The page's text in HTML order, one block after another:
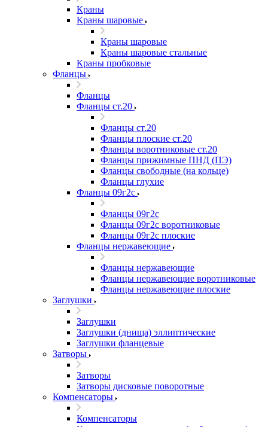
Краны
Краны шаровые
Краны шаровые
Краны шаровые стальные
Краны пробковые
Фланцы
Фланцы
Фланцы ст.20
Фланцы ст.20
Фланцы плоские ст.20
Фланцы воротниковые ст.20
Фланцы прижимные ПНД (ПЭ)
Фланцы свободные (на кольце)
Фланцы глухие
Фланцы 09г2с
Фланцы 09г2с
Фланцы 09г2с воротниковые
Фланцы 09г2с плоские
Фланцы нержавеющие
Фланцы нержавеющие
Фланцы нержавеющие воротниковые
Фланцы нержавеющие плоские
Заглушки
Заглушки
Заглушки (днища) эллиптические
Заглушки фланцевые
Затворы
Затворы
Затворы дисковые поворотные
Компенсаторы
Компенсаторы